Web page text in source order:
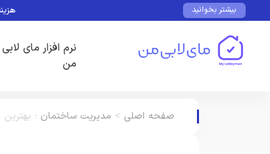
بیشتر بخوانید هزینه های
نرم افزار مای لابی
من
صفحه اصلی > مدیریت ساختمان :